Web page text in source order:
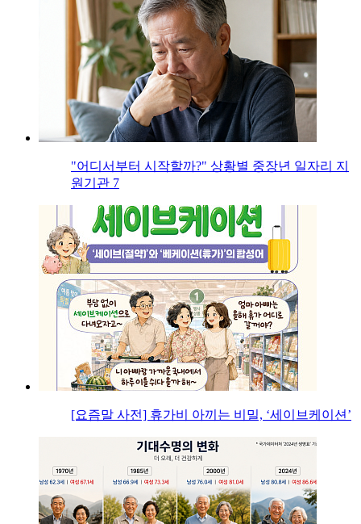
"어디서부터 시작할까?" 상황별 중장년 일자리 지
원기관 7
[요즘말 사전] 휴가비 아끼는 비밀, ‘세이브케이션’